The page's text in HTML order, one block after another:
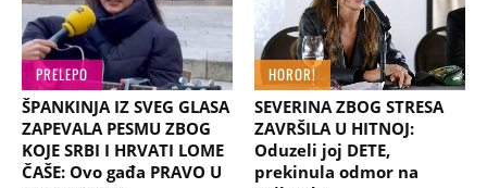
PRELEPO
ŠPANKINJA IZ SVEG GLASA
ZAPEVALA PESMU ZBOG
KOJE SRBI I HRVATI LOME
ČAŠE: Ovo gađa PRAVO U
HOROR!
SEVERINA ZBOG STRESA
ZAVRŠILA U HITNOJ:
Oduzeli joj DETE,
prekinula odmor na